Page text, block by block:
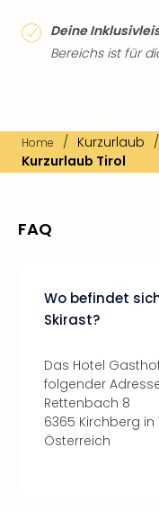
Deine
Bereichs ist für
Home / Kurzurlaub /
Kurzurlaub Tirol
FAQ
Wo befindet
Skirast?
Das Hotel
folgender
Rettenbach 8
6365 Kirchberg in
Österreich